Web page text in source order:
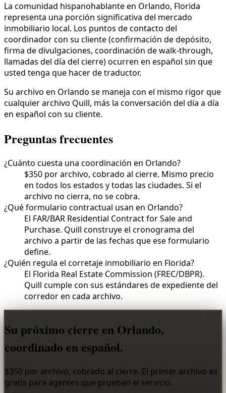
La comunidad hispanohablante en Orlando, Florida
representa una porción significativa del mercado
inmobiliario local. Los puntos de contacto del
coordinador con su cliente (confirmación de depósito,
firma de divulgaciones, coordinación de walk-through,
llamadas del día del cierre) ocurren en español sin que
usted tenga que hacer de traductor.
Su archivo en Orlando se maneja con el mismo rigor que
cualquier archivo Quill, más la conversación del día a día
en español con su cliente.
Preguntas frecuentes
¿Cuánto cuesta una coordinación en Orlando?
$350 por archivo, cobrado al cierre. Mismo precio
en todos los estados y todas las ciudades. Si el
archivo no cierra, no se cobra.
¿Qué formulario contractual usan en Orlando?
El FAR/BAR Residential Contract for Sale and
Purchase. Quill construye el cronograma del
archivo a partir de las fechas que ese formulario
define.
¿Quién regula el corretaje inmobiliario en Florida?
El Florida Real Estate Commission (FREC/DBPR).
Quill cumple con sus estándares de expediente del
corredor en cada archivo.
Su próximo cierre en Orlando,
coordinado en español.
$350 por archivo, cobrado al cierre. El primer archivo es
gratis para agentes que prueban el servicio.